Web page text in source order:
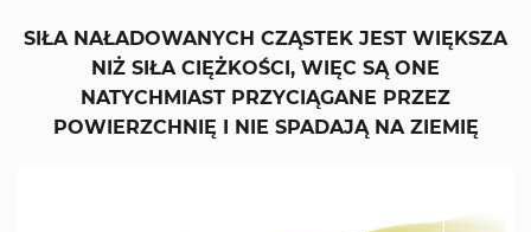
SIŁA NAŁADOWANYCH CZĄSTEK JEST WIĘKSZA
NIŻ SIŁA CIĘŻKOŚCI, WIĘC SĄ ONE
NATYCHMIAST PRZYCIĄGANE PRZEZ
POWIERZCHNIĘ I NIE SPADAJĄ NA ZIEMIĘ